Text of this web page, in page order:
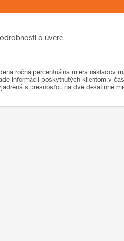
o úvere
o úvere
ročná percentuálna miera nákladov
informácií poskytnutých klientom v
s presnosťou na dve desatinné